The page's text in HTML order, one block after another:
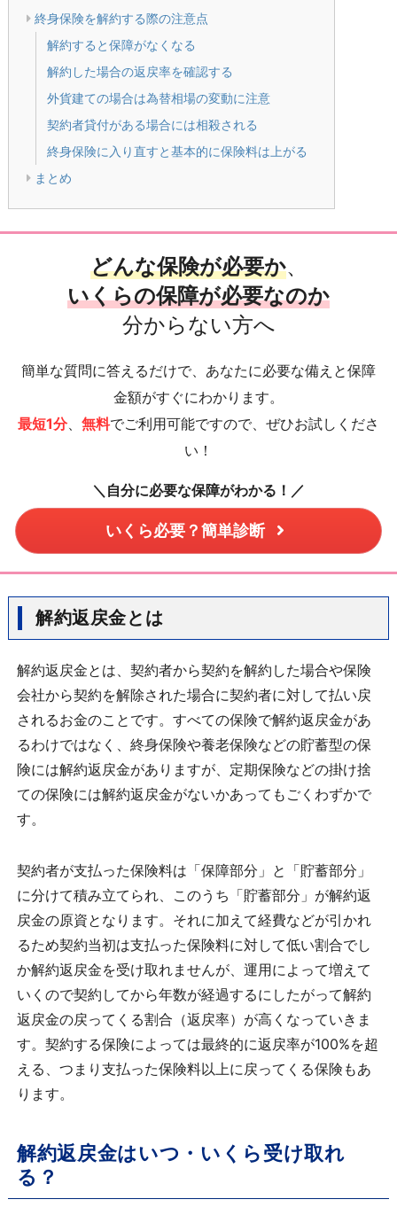
終身保険を解約する際の注意点
解約すると保障がなくなる
解約した場合の返戻率を確認する
外貨建ての場合は為替相場の変動に注意
契約者貸付がある場合には相殺される
終身保険に入り直すと基本的に保険料は上がる
まとめ
どんな保険が必要か、
いくらの保障が必要なのか
分からない方へ
簡単な質問に答えるだけで、あなたに必要な備えと保障
金額がすぐにわかります。
最短1分、 無料でご利用可能ですので、ぜひお試しくださ
い！
＼自分に必要な保障がわかる！／
いくら必要？簡単診断
解約返戻金とは
解約返戻金とは、契約者から契約を解約した場合や保険
会社から契約を解除された場合に契約者に対して払い戻
されるお金のことです。すべての保険で解約返戻金があ
るわけではなく、終身保険や養老保険などの貯蓄型の保
険には解約返戻金がありますが、定期保険などの掛け捨
ての保険には解約返戻金がないかあってもごくわずかで
す。
契約者が支払った保険料は「保障部分」と「貯蓄部分」
に分けて積み立てられ、このうち「貯蓄部分」が解約返
戻金の原資となります。それに加えて経費などが引かれ
るため契約当初は支払った保険料に対して低い割合でし
か解約返戻金を受け取れませんが、運用によって増えて
いくので契約してから年数が経過するにしたがって解約
返戻金の戻ってくる割合（返戻率）が高くなっていきま
す。契約する保険によっては最終的に返戻率が100%を超
える、つまり支払った保険料以上に戻ってくる保険もあ
ります。
解約返戻金はいつ・いくら受け取れ
る？